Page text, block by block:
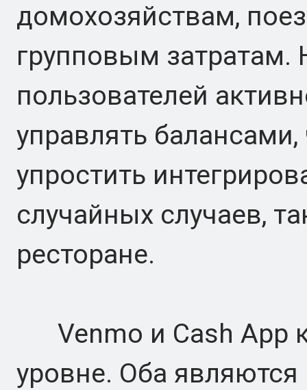
домохозяйствам,
групповым затратам.
пользователей
управлять
упростить
случайных случаев,
ресторане.
Venmo и Cash App
уровне. Оба